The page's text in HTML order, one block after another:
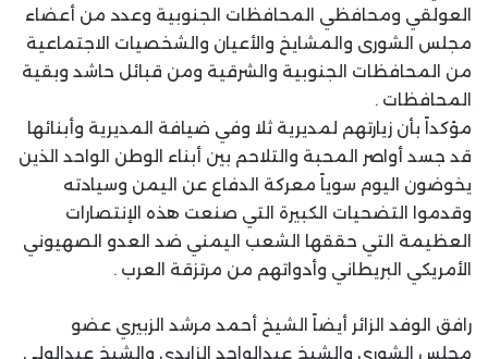
العولقي ومحافظي المحافظات الجنوبية وعدد من أعضاء
مجلس الشورى والمشايخ والأعيان والشخصيات الاجتماعية
من المحافظات الجنوبية والشرقية ومن قبائل حاشد وبقية
المحافظات .
مؤكداً بأن زيارتهم لمديرية ثلا وفي ضيافة المديرية وأبنائها
قد جسد أواصر المحبة والتلاحم بين أبناء الوطن الواحد الذين
يخوضون اليوم سوياً معركة الدفاع عن اليمن وسيادته
وقدموا التضحيات الكبيرة التي صنعت هذه الإنتصارات
العظيمة التي حققها الشعب اليمني ضد العدو الصهيوني
الأمريكي البريطاني وأدواتهم من مرتزقة العرب .
رافق الوفد الزائر أيضاً الشيخ أحمد مرشد الزبيري عضو
مجلس الشورى والشيخ عبدالواحد الزايدي والشيخ عبدالولي